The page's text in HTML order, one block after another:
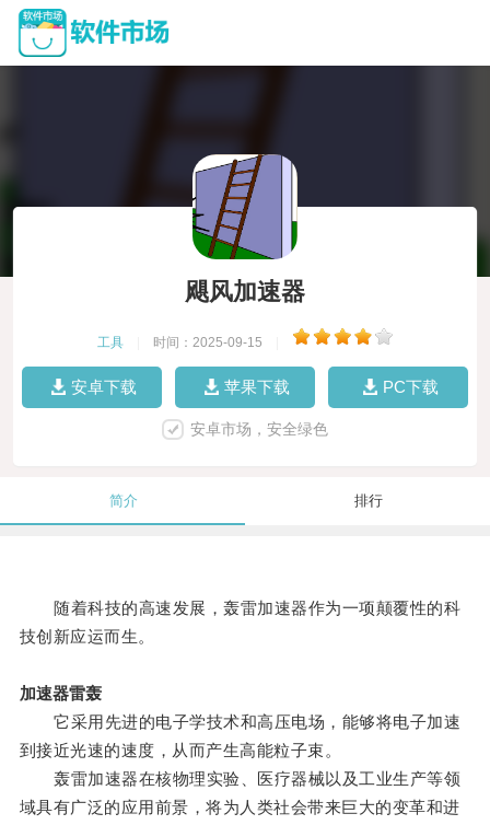
飓风加速器
工具 时间：2025-09-15
安卓下载 苹果下载 PC下载
安卓市场，安全绿色
简介 排行
随着科技的高速发展，轰雷加速器作为一项颠覆性的科
技创新应运而生。
加速器雷轰
它采用先进的电子学技术和高压电场，能够将电子加速
到接近光速的速度，从而产生高能粒子束。
轰雷加速器在核物理实验、医疗器械以及工业生产等领
域具有广泛的应用前景，将为人类社会带来巨大的变革和进